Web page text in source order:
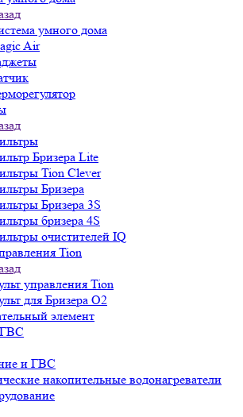
умного дома
Air
Бризера Lite
Tion Clever
Бризера
Бризера 3S
бризера 4S
очистителей IQ
Tion
управления Tion
для Бризера O2
элемент
и ГВС
накопительные водонагреватели